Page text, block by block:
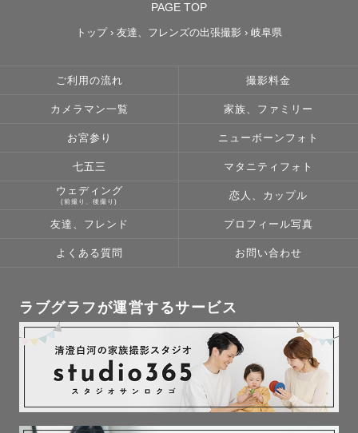
PAGE TOP
トップ › 友達、フレンズの出張撮影 › 岐阜県
ご利用の流れ 撮影料金
カメラマン一覧 家族、ファミリー
お宮参り ニューボーンフォト
七五三 マタニティフォト
ウェディング
(前撮り、後撮り)
恋人、カップル
友達、フレンド プロフィール写真
よくある質問 お問い合わせ
ラブグラフが運営するサービス